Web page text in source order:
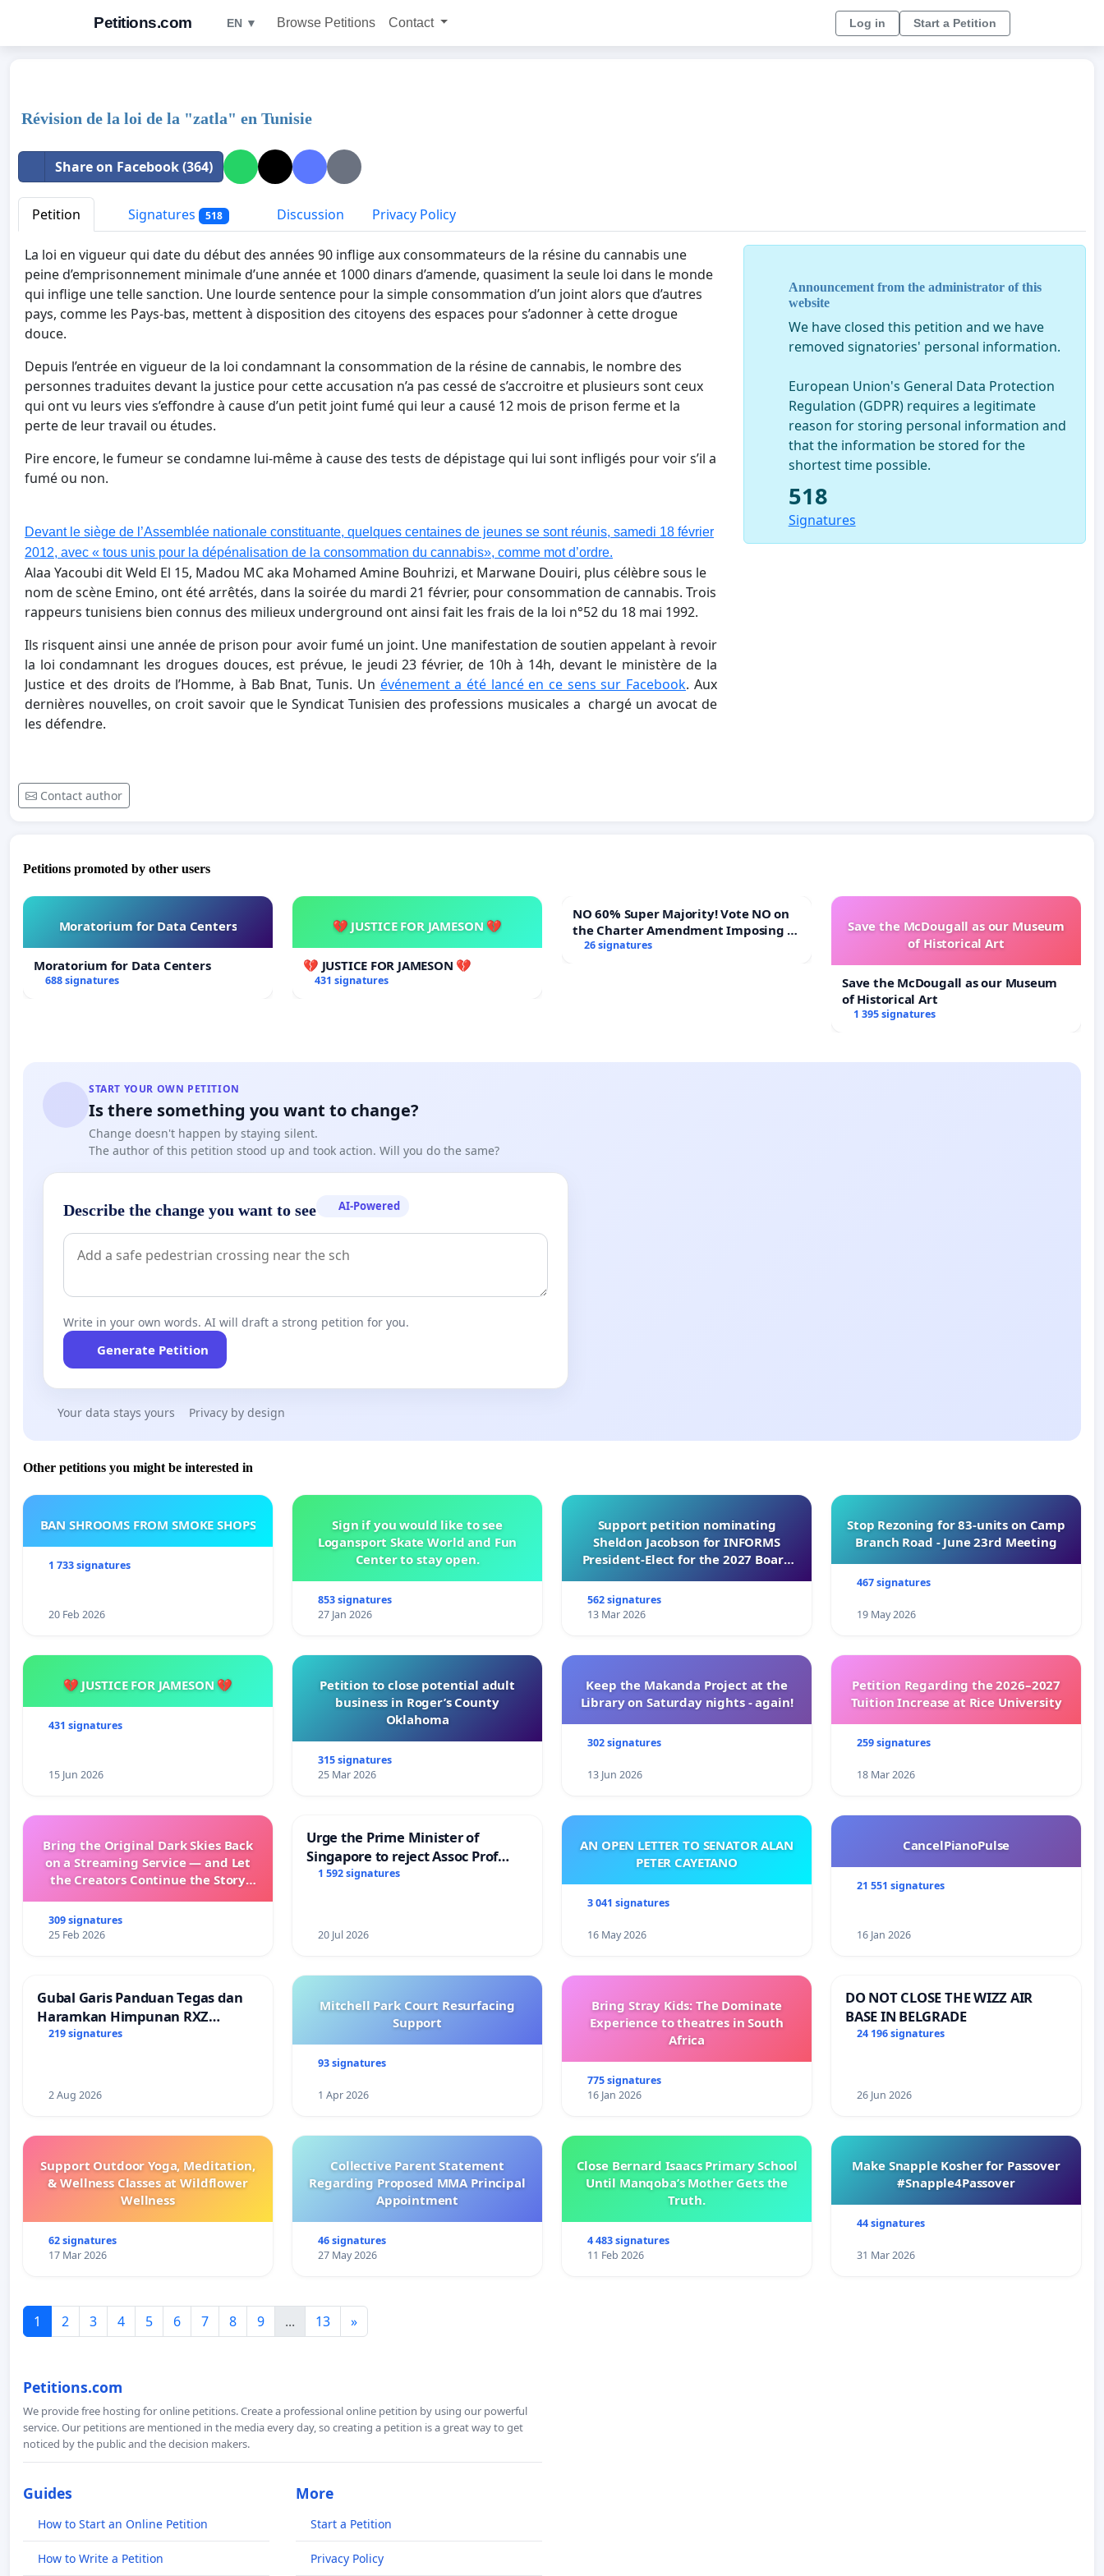
Petitions.com EN ▼ Browse Petitions Contact Log in Start a Petition
Révision de la loi de la "zatla" en Tunisie
Share on Facebook (364)
Petition Signatures 518 Discussion Privacy Policy
La loi en vigueur qui date du début des années 90 inflige aux consommateurs de la résine du cannabis une
peine d’emprisonnement minimale d’une année et 1000 dinars d’amende, quasiment la seule loi dans le monde
qui inflige une telle sanction. Une lourde sentence pour la simple consommation d’un joint alors que d’autres
pays, comme les Pays-bas, mettent à disposition des citoyens des espaces pour s’adonner à cette drogue
douce.
Depuis l’entrée en vigueur de la loi condamnant la consommation de la résine de cannabis, le nombre des
personnes traduites devant la justice pour cette accusation n’a pas cessé de s’accroitre et plusieurs sont ceux
qui ont vu leurs vies s’effondre à cause d’un petit joint fumé qui leur a causé 12 mois de prison ferme et la
perte de leur travail ou études.
Pire encore, le fumeur se condamne lui-même à cause des tests de dépistage qui lui sont infligés pour voir s’il a
fumé ou non.
Devant le siège de l’Assemblée nationale constituante, quelques centaines de jeunes se sont réunis, samedi 18 février
2012, avec « tous unis pour la dépénalisation de la consommation du cannabis», comme mot d’ordre.
Alaa Yacoubi dit Weld El 15, Madou MC aka Mohamed Amine Bouhrizi, et Marwane Douiri, plus célèbre sous le
nom de scène Emino, ont été arrêtés, dans la soirée du mardi 21 février, pour consommation de cannabis. Trois
rappeurs tunisiens bien connus des milieux underground ont ainsi fait les frais de la loi n°52 du 18 mai 1992.
Ils risquent ainsi une année de prison pour avoir fumé un joint. Une manifestation de soutien appelant à revoir
la loi condamnant les drogues douces, est prévue, le jeudi 23 février, de 10h à 14h, devant le ministère de la
Justice et des droits de l’Homme, à Bab Bnat, Tunis. Un événement a été lancé en ce sens sur Facebook. Aux
dernières nouvelles, on croit savoir que le Syndicat Tunisien des professions musicales a chargé un avocat de
les défendre.
Contact author
Announcement from the administrator of this
website
We have closed this petition and we have
removed signatories' personal information.
European Union's General Data Protection
Regulation (GDPR) requires a legitimate
reason for storing personal information and
that the information be stored for the
shortest time possible.
518
Signatures
Petitions promoted by other users
Moratorium for Data Centers
Moratorium for Data Centers
688 signatures
💔 JUSTICE FOR JAMESON 💔
💔 JUSTICE FOR JAMESON 💔
431 signatures
NO 60% Super Majority! Vote NO on
the Charter Amendment Imposing a
60% Supermajority to Overturn Town
26 signatures
Save the McDougall as our Museum
of Historical Art
Save the McDougall as our Museum
of Historical Art
1 395 signatures
START YOUR OWN PETITION
Is there something you want to change?
Change doesn't happen by staying silent.
The author of this petition stood up and took action. Will you do the same?
Describe the change you want to see AI-Powered
Write in your own words. AI will draft a strong petition for you.
Generate Petition
Your data stays yours Privacy by design
Other petitions you might be interested in
BAN SHROOMS FROM SMOKE SHOPS
1 733 signatures
20 Feb 2026
Sign if you would like to see
Logansport Skate World and Fun
Center to stay open.
853 signatures
27 Jan 2026
Support petition nominating
Sheldon Jacobson for INFORMS
President-Elect for the 2027 Board
562 signatures
13 Mar 2026
Stop Rezoning for 83-units on Camp
Branch Road - June 23rd Meeting
467 signatures
19 May 2026
💔 JUSTICE FOR JAMESON 💔
431 signatures
15 Jun 2026
Petition to close potential adult
business in Roger’s County
Oklahoma
315 signatures
25 Mar 2026
Keep the Makanda Project at the
Library on Saturday nights - again!
302 signatures
13 Jun 2026
Petition Regarding the 2026–2027
Tuition Increase at Rice University
259 signatures
18 Mar 2026
Bring the Original Dark Skies Back
on a Streaming Service — and Let
the Creators Continue the Story
309 signatures
25 Feb 2026
Urge the Prime Minister of
Singapore to reject Assoc Prof
Faishal Ibrahim’s resignation
1 592 signatures
20 Jul 2026
AN OPEN LETTER TO SENATOR ALAN
PETER CAYETANO
3 041 signatures
16 May 2026
CancelPianoPulse
21 551 signatures
16 Jan 2026
Gubal Garis Panduan Tegas dan
Haramkan Himpunan RXZ
Members di Terengganu
219 signatures
2 Aug 2026
Mitchell Park Court Resurfacing
Support
93 signatures
1 Apr 2026
Bring Stray Kids: The Dominate
Experience to theatres in South
Africa
775 signatures
16 Jan 2026
DO NOT CLOSE THE WIZZ AIR
BASE IN BELGRADE
24 196 signatures
26 Jun 2026
Support Outdoor Yoga, Meditation,
& Wellness Classes at Wildflower
Wellness
62 signatures
17 Mar 2026
Collective Parent Statement
Regarding Proposed MMA Principal
Appointment
46 signatures
27 May 2026
Close Bernard Isaacs Primary School
Until Manqoba’s Mother Gets the
Truth.
4 483 signatures
11 Feb 2026
Make Snapple Kosher for Passover
#Snapple4Passover
44 signatures
31 Mar 2026
1 2 3 4 5 6 7 8 9 ... 13 »
Petitions.com
We provide free hosting for online petitions. Create a professional online petition by using our powerful
service. Our petitions are mentioned in the media every day, so creating a petition is a great way to get
noticed by the public and the decision makers.
Guides
How to Start an Online Petition
How to Write a Petition
More
Start a Petition
Privacy Policy